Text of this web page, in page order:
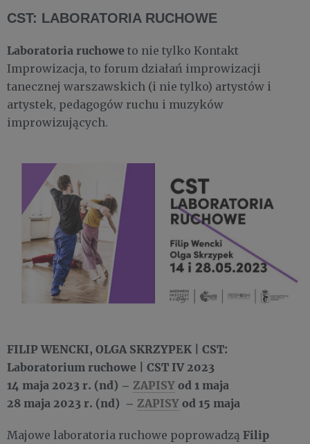
CST: LABORATORIA RUCHOWE
Laboratoria ruchowe to nie tylko Kontakt
Improwizacja, to forum działań improwizacji
tanecznej warszawskich (i nie tylko) artystów i
artystek, pedagogów ruchu i muzyków
improwizujących.
FILIP WENCKI, OLGA SKRZYPEK | CST:
Laboratorium ruchowe | CST IV 2023
14 maja 2023 r. (nd) – ZAPISYod 1 maja
28 maja 2023 r. (nd) – ZAPISYod 15 maja
Majowe laboratoria ruchowe poprowadzą Filip